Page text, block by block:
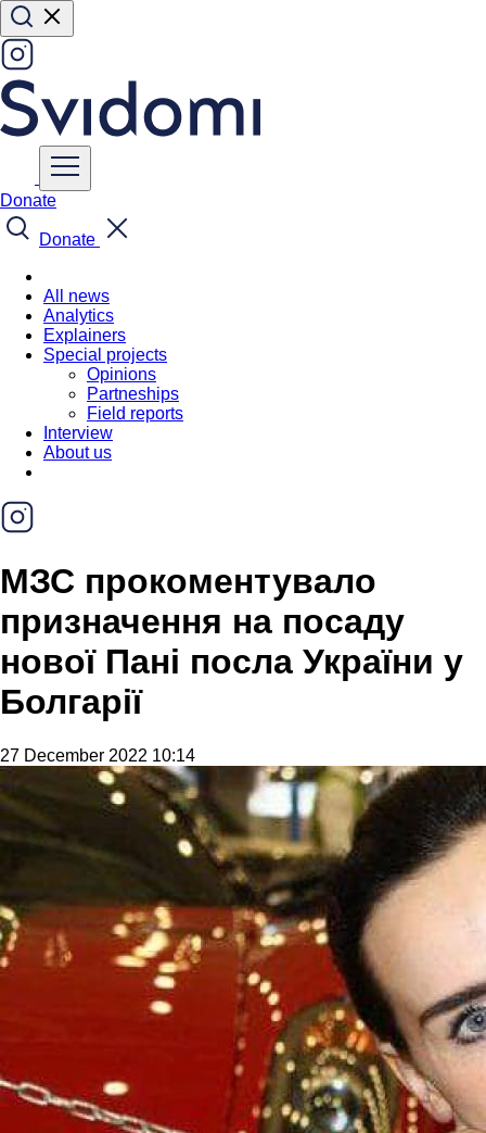
Donate
Donate
All news
Analytics
Explainers
Special projects
Opinions
Partneships
Field reports
Interview
About us
МЗС прокоментувало
призначення на посаду
нової Пані посла України у
Болгарії
27 December 2022 10:14